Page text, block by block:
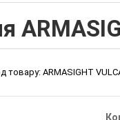
товару: ARMASIGHT